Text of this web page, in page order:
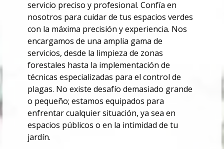
servicio preciso y profesional. Confía en
nosotros para cuidar de tus espacios verdes
con la máxima precisión y experiencia. Nos
encargamos de una amplia gama de
servicios, desde la limpieza de zonas
forestales hasta la implementación de
técnicas especializadas para el control de
plagas. No existe desafío demasiado grande
o pequeño; estamos equipados para
enfrentar cualquier situación, ya sea en
espacios públicos o en la intimidad de tu
jardín.